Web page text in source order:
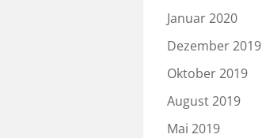
Januar 2020
Dezember 2019
Oktober 2019
August 2019
Mai 2019